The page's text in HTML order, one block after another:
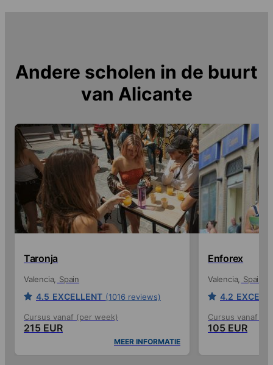
Andere scholen in de buurt
van Alicante
Taronja
Valencia Spain
4.5 EXCELLENT (1016 reviews)
Cursus vanaf (per week)
215 EUR
MEER INFORMATIE
Enforex
Valencia Spain
4.2
Cursus vanaf
105 EUR